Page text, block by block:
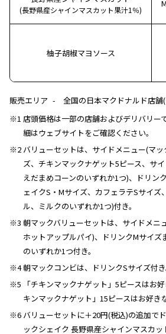
(長野県産シャインマスカット果汁1％)
柚子胡椒マヨソース
販売エリア
全国の日本マクドナルド店舗
※1 店頭価格は一部の店舗およびデリバリー
細はウェブサイトをご確認ください。
※2 バリューセットは、サイドメニュー(マ
ズ、チキンマックナゲット5ピース、サイ
えだまめコーンのいずれか1つ)、ドリン
ェイクS・Mサイズ、カフェラテSサイズ
ル、ミルクのいずれか1つ)付き。
※3 朝マックバリューセットは、サイドメニ
ホットアップルパイ)、ドリンクMサイズ
のいずれか1つ付き。
※4 朝マックコンビは、ドリンクSサイズ付き
※5 「チキンマックナゲット」5ピースはお
キンマックナゲット」15ピースはお好き
※6 バリューセットに＋20円(税込)の追加で
ックシェイク 長野県産シャインマスカ